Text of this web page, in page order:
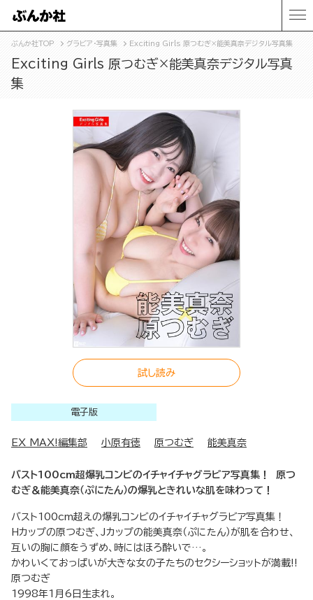
ぶんか社TOP グラビア・写真集 Exciting Girls 原つむぎ×能美真奈デジタル写真集
Exciting Girls 原つむぎ×能美真奈デジタル写真
集
試し読み
電子版
EX MAX!編集部 小原有徳 原つむぎ 能美真奈
バスト100cm超爆乳コンビのイチャイチャグラビア写真集！ 原つ
むぎ＆能美真奈（ぷにたん）の爆乳ときれいな肌を味わって！
バスト100cm超えの爆乳コンビのイチャイチャグラビア写真集！
Hカップの原つむぎ、Jカップの能美真奈（ぷにたん）が肌を合わせ、
互いの胸に顔をうずめ、時にはほろ酔いで…。
かわいくておっぱいが大きな女の子たちのセクシーショットが満載!!
原つむぎ
1998年1月6日生まれ。